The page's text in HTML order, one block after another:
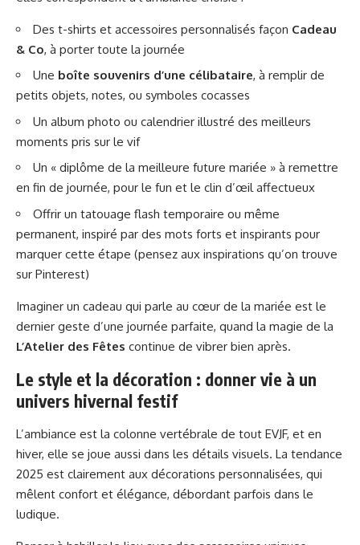
Des t-shirts et accessoires personnalisés façon Cadeau
& Co, à porter toute la journée
Une boîte souvenirs d’une célibataire, à remplir de
petits objets, notes, ou symboles cocasses
Un album photo ou calendrier illustré des meilleurs
moments pris sur le vif
Un « diplôme de la meilleure future mariée » à remettre
en fin de journée, pour le fun et le clin d’œil affectueux
Offrir un tatouage flash temporaire ou même
permanent, inspiré par des mots forts et inspirants pour
marquer cette étape (pensez aux inspirations qu’on trouve
sur Pinterest)
Imaginer un cadeau qui parle au cœur de la mariée est le
dernier geste d’une journée parfaite, quand la magie de la
L’Atelier des Fêtes continue de vibrer bien après.
Le style et la décoration : donner vie à un
univers hivernal festif
L’ambiance est la colonne vertébrale de tout EVJF, et en
hiver, elle se joue aussi dans les détails visuels. La tendance
2025 est clairement aux décorations personnalisées, qui
mêlent confort et élégance, débordant parfois dans le
ludique.